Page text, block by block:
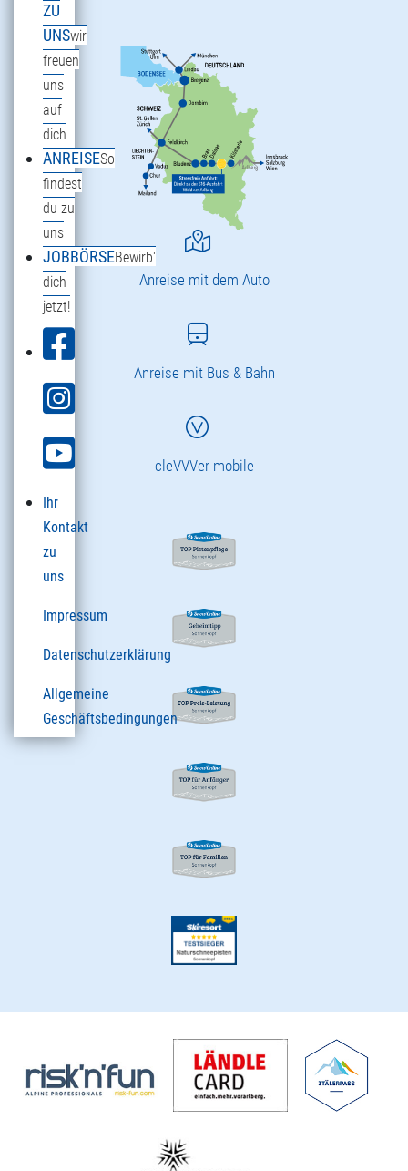
ZU
UNSwir
freuen
uns
auf
dich
ANREISESo
findest
du zu
uns
JOBBÖRSEBewirb'
dich
jetzt!
Ihr
Kontakt
zu
uns
Impressum
Datenschutzerklärung
Allgemeine
Geschäftsbedingungen
Anreise mit dem Auto
Anreise mit Bus & Bahn
cleVVVer mobile